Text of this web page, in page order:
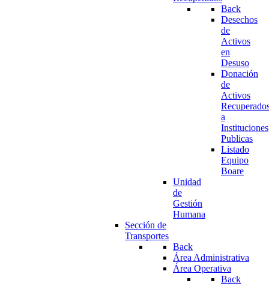
Back
Desechos
de
Activos
en
Desuso
Donación
de
Activos
a
Instituciones
Publicas
Listado
Equipo
Boare
Unidad
de
Gestión
Humana
Sección de
Transportes
Back
Área Administrativa
Área Operativa
Back